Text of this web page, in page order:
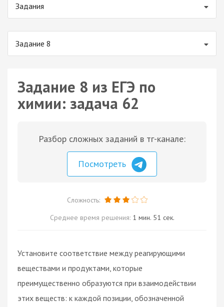
Задания
Задание 8
Задание 8 из ЕГЭ по
химии: задача 62
Разбор сложных заданий в тг-канале:
Посмотреть
Сложность:
Среднее время решения: 1 мин. 51 сек.
Установите соответствие между реагирующими
веществами и продуктами, которые
преимущественно образуются при взаимодействии
этих веществ: к каждой позиции, обозначенной